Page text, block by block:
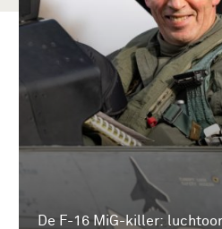
De F-16 MiG-killer: